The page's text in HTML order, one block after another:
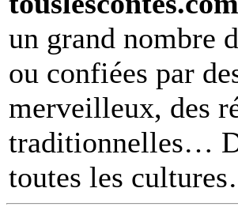
un grand nombre
ou confiées par
merveilleux, des
traditionnelles…
toutes les